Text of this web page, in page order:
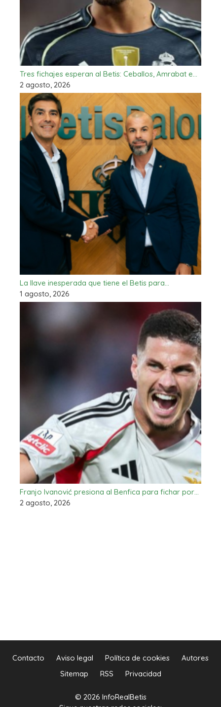
Tres fichajes esperan al Betis: Ceballos, Amrabat e…
2 agosto, 2026
La llave inesperada que tiene el Betis para…
1 agosto, 2026
Franjo Ivanović presiona al Benfica para fichar por…
2 agosto, 2026
Contacto Aviso legal Política de cookies
Autores
Sitemap
RSS Privacidad
© 2026 InfoRealBetis